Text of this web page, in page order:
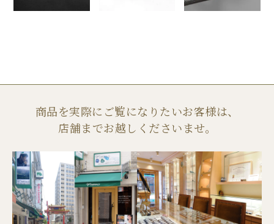
商品を実際にご覧になりたいお客様は、
店舗までお越しくださいませ。